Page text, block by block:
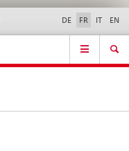
Contact | Support &
aide
DE FR IT EN